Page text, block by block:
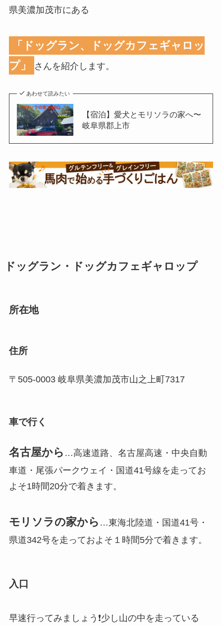
県美濃加茂市にある
「ドッグラン、ドッグカフェギャロッ
プ」
さんを紹介します。
あわせて読みたい
【宿泊】愛犬とモリソラの家へ〜
岐阜県郡上市
ドッグラン・ドッグカフェギャロップ
所在地
住所
〒505-0003 岐阜県美濃加茂市山之上町7317
車で行く
名古屋から …高速道路、名古屋高速・中央自動
車道・尾張パークウェイ・国道41号線を走ってお
よそ1時間20分で着きます。
モリソラの家から …東海北陸道・国道41号・
県道342号を走っておよそ１時間5分で着きます。
入口
早速行ってみましょう❗️少し山の中を走っている